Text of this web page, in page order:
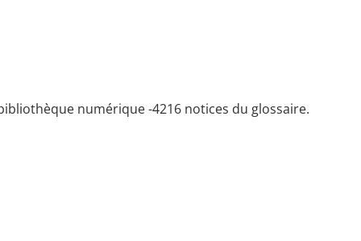
numérique -4216 notices du glossaire.